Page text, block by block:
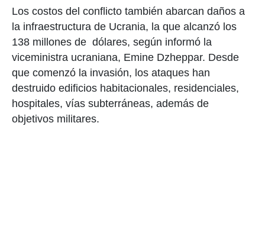
Los costos del conflicto también abarcan daños a
la infraestructura de Ucrania, la que alcanzó los
138 millones de dólares, según informó la
viceministra ucraniana, Emine Dzheppar. Desde
que comenzó la invasión, los ataques han
destruido edificios habitacionales, residenciales,
hospitales, vías subterráneas, además de
objetivos militares.